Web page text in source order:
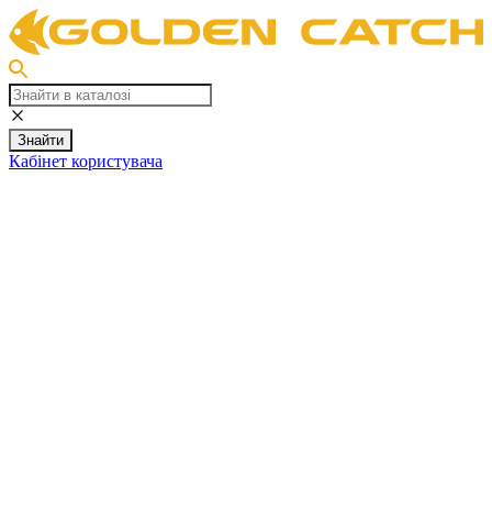
Знайти
Кабінет користувача